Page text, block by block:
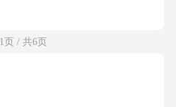
页 / 共6页